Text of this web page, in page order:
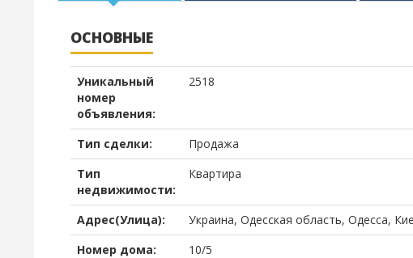
ОСНОВНЫЕ
Уникальный
номер
объявления:
2518
Тип сделки:
Продажа
Тип
недвижимости:
Квартира
Адрес(Улица):
Украина, Одесская область, Одесса,
Номер дома:
10/5